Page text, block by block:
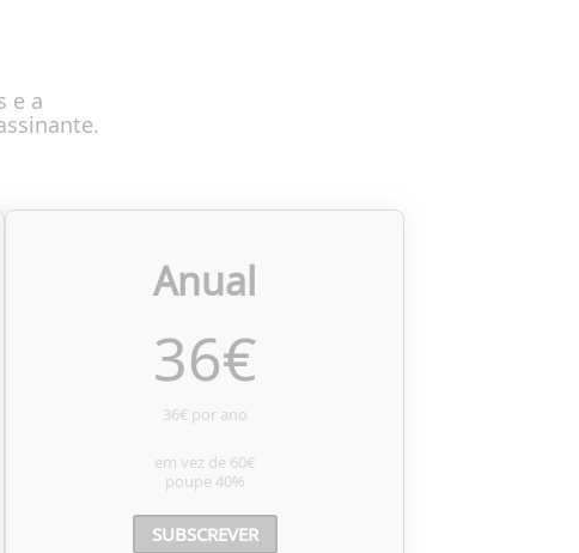
e a
Anual
36€
36€ por ano
em vez de 60€
poupe40%
SUBSCREVER